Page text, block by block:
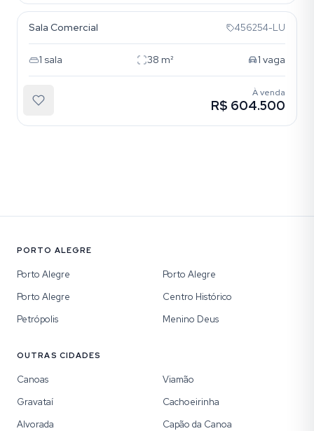
Sala Comercial 456254-LU
1 sala 38 m² 1 vaga
À venda
R$ 604.500
PORTO ALEGRE
Porto Alegre
Porto Alegre
Porto Alegre
Centro Histórico
Petrópolis
Menino Deus
OUTRAS CIDADES
Canoas
Viamão
Gravataí
Cachoeirinha
Alvorada
Capão da Canoa